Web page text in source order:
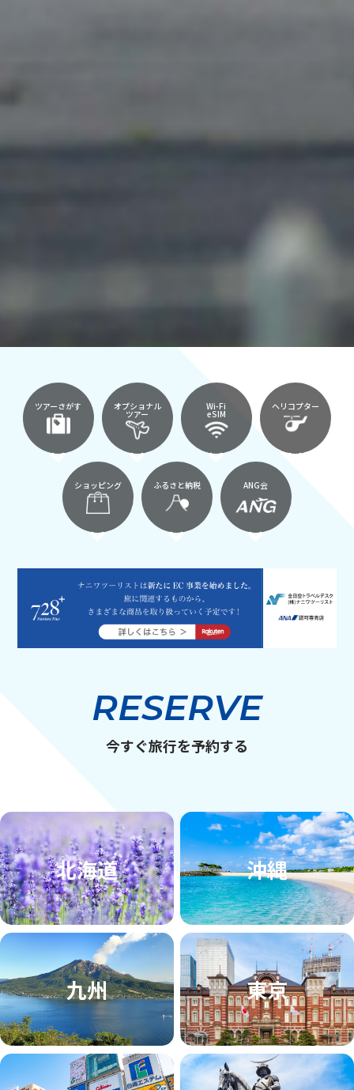
ツアーさがす オプショナル
ツアー
Wi-Fi
eSIM
ヘリコプター
ショッピング ふるさと納税 ANG会
RESERVE
今すぐ旅行を予約する
北海道 沖縄
九州 東京